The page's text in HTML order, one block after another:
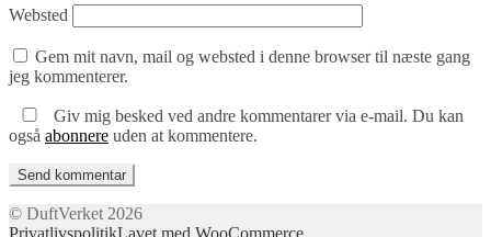
Websted
Gem mit navn, mail og websted i denne browser til næste gang
jeg kommenterer.
Giv mig besked ved andre kommentarer via e-mail. Du kan
også abonnere uden at kommentere.
© DuftVerket 2026
PrivatlivspolitikLavet med WooCommerce.